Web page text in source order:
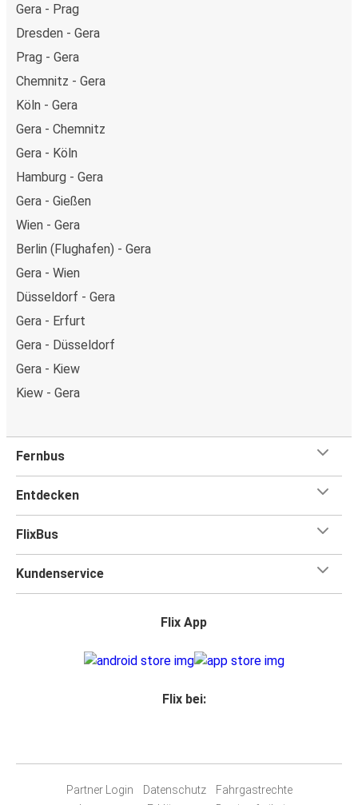
Gera - Prag
Dresden - Gera
Prag - Gera
Chemnitz - Gera
Köln - Gera
Gera - Chemnitz
Gera - Köln
Hamburg - Gera
Gera - Gießen
Wien - Gera
Berlin (Flughafen) - Gera
Gera - Wien
Düsseldorf - Gera
Gera - Erfurt
Gera - Düsseldorf
Gera - Kiew
Kiew - Gera
Fernbus
Entdecken
FlixBus
Kundenservice
Flix App
Flix bei:
Partner Login Datenschutz
Fahrgastrechte